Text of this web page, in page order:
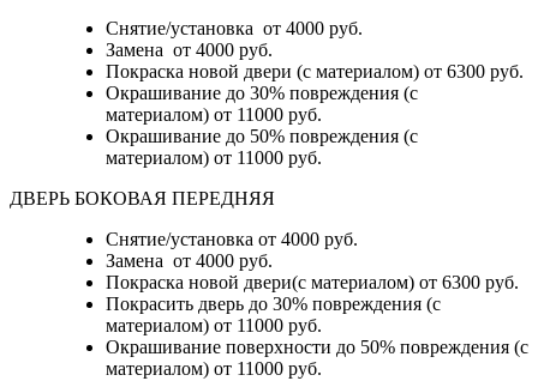
Снятие/установка от 4000 руб.
Замена от 4000 руб.
Покраска новой двери (с материалом) от 6300 руб.
Окрашивание до 30% повреждения (с
материалом) от 11000 руб.
Окрашивание до 50% повреждения (с
материалом) от 11000 руб.
ДВЕРЬ БОКОВАЯ ПЕРЕДНЯЯ
Снятие/установка от 4000 руб.
Замена от 4000 руб.
Покраска новой двери(с материалом) от 6300 руб.
Покрасить дверь до 30% повреждения (с
материалом) от 11000 руб.
Окрашивание поверхности до 50% повреждения (с
материалом) от 11000 руб.